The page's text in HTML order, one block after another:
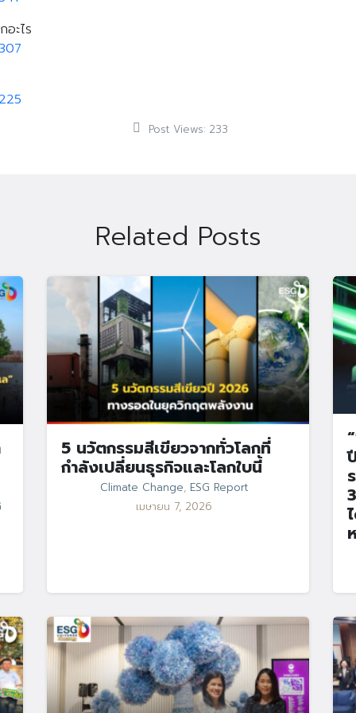
อะไร
Post Views: 233
Related Posts
5 นวัตกรรมสีเขียวจากทั่วโลกที่
กำลังเปลี่ยนธุรกิจและโลกใบนี้
Climate Change, ESG Report
เมษายน 7, 2026